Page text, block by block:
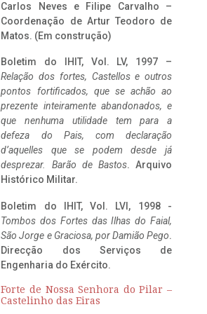
Carlos Neves e Filipe Carvalho –
Coordenação de Artur Teodoro de
Matos. (Em construção)
Boletim do IHIT, Vol. LV, 1997 –
Relação dos fortes, Castellos e outros
pontos fortificados, que se achão ao
prezente inteiramente abandonados, e
que nenhuma utilidade tem para a
defeza do Pais, com declaração
d’aquelles que se podem desde já
desprezar. Barão de Bastos. Arquivo
Histórico Militar.
Boletim do IHIT, Vol. LVI, 1998 -
Tombos dos Fortes das Ilhas do Faial,
São Jorge e Graciosa, por Damião Pego.
Direcção dos Serviços de
Engenharia do Exército.
Forte de Nossa Senhora do Pilar –
Castelinho das Eiras